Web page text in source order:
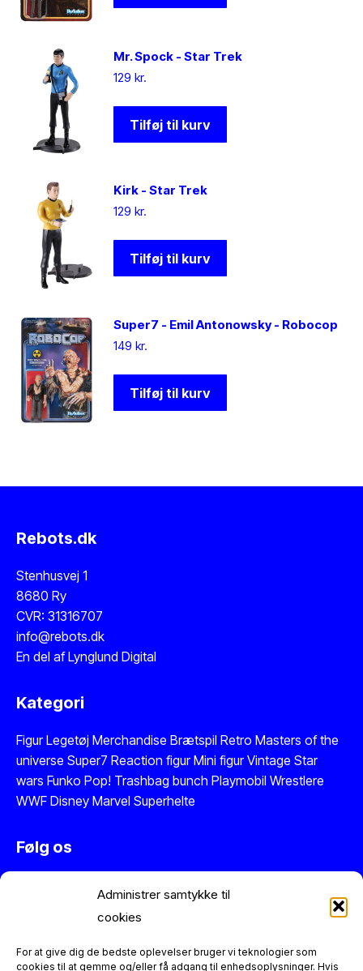
Administrer samtykke til
cookies
For at give dig de bedste oplevelser bruger vi teknologier som
cookies til at gemme og/eller få adgang til enhedsoplysninger. Hvis
Mr. Spock - Star Trek
129 kr.
Tilføj til kurv
Kirk - Star Trek
129 kr.
Tilføj til kurv
Super7 - Emil Antonowsky - Robocop
149 kr.
Tilføj til kurv
Rebots.dk
Stenhusvej 1
8680 Ry
CVR: 31316707
info@rebots.dk
En del afLynglund Digital
Kategori
Figur Legetøj Merchandise Brætspil Retro Masters of the
universe Super7 Reaction figur Mini figurVintage Star
wars Funko Pop! Trashbag bunch Playmobil Wrestlere
WWF Disney Marvel Superhelte
Følg os
Se vores anmeldelser på Trustpilot